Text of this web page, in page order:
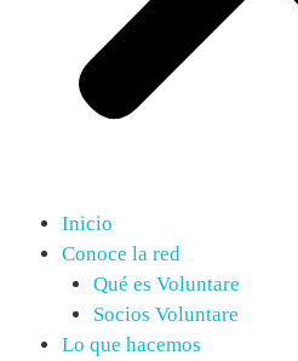
Inicio
Conoce la red
Qué es Voluntare
Socios Voluntare
Lo que hacemos